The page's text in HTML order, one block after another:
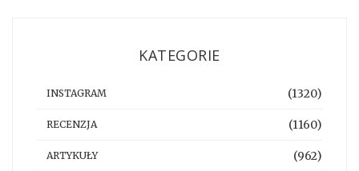
KATEGORIE
INSTAGRAM (1320)
RECENZJA (1160)
ARTYKUŁY (962)